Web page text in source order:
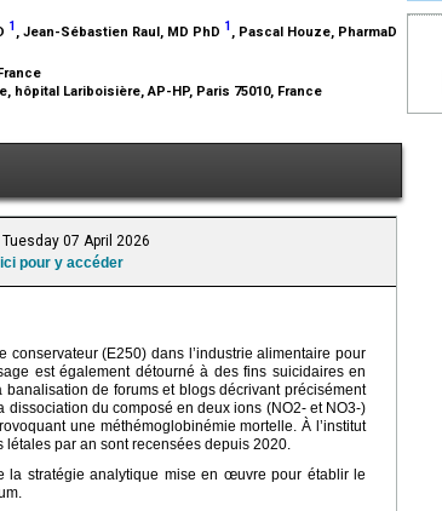
1 , Jean-Sébastien Raul, MD PhD 1 , Pascal Houze, PharmaD
Lariboisière, AP-HP, Paris 75010, France
07 April 2026
pour y accéder
(E250) dans l’industrie alimentaire pour
est également détourné à des fins suicidaires en
de forums et blogs décrivant précisément
dissociation du composé en deux ions (NO2- et NO3-)
une méthémoglobinémie mortelle. À l’institut
par an sont recensées depuis 2020.
la stratégie analytique mise en œuvre pour établir le